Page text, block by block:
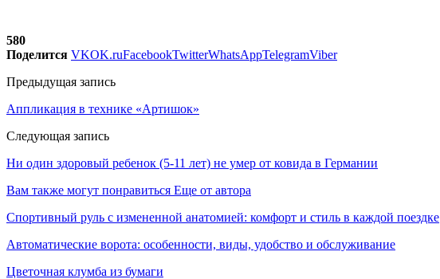
580
Поделится VKOK.ruFacebookTwitterWhatsAppTelegramViber
Предыдущая запись
Аппликация в технике «Артишок»
Следующая запись
Ни один здоровый ребенок (5-11 лет) не умер от ковида в Германии
Вам также могут понравиться Еще от автора
Спортивный руль с измененной анатомией: комфорт и стиль в каждой поездке
Автоматические ворота: особенности, виды, удобство и обслуживание
Цветочная клумба из бумаги